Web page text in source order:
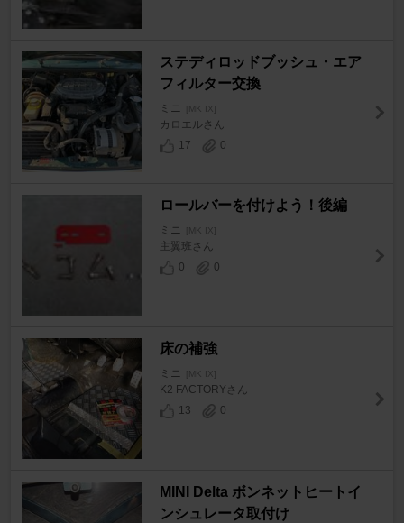
ステディロッドブッシュ・エア
フィルター交換
ミニ [MK IX]
カロエルさん
17
0
ロールバーを付けよう！後編
ミニ [MK IX]
主翼班さん
0
0
床の補強
ミニ [MK IX]
K2 FACTORYさん
13
0
MINI Delta ボンネットヒートイ
ンシュレータ取付け